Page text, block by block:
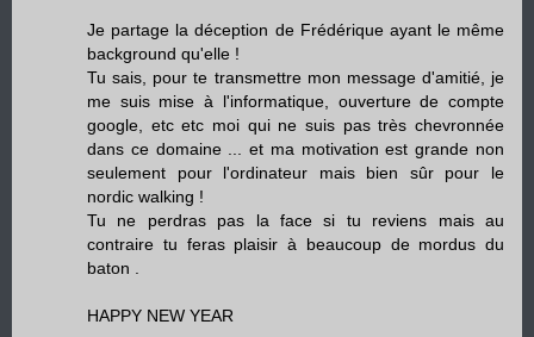
Je partage la déception de Frédérique ayant le même
background qu'elle !
Tu sais, pour te transmettre mon message d'amitié, je
me suis mise à l'informatique, ouverture de compte
google, etc etc moi qui ne suis pas très chevronnée
dans ce domaine ... et ma motivation est grande non
seulement pour l'ordinateur mais bien sûr pour le
nordic walking !
Tu ne perdras pas la face si tu reviens mais au
contraire tu feras plaisir à beaucoup de mordus du
baton .
HAPPY NEW YEAR